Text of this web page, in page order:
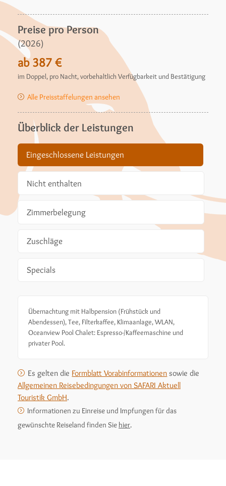
Preise pro Person
(2026)
ab 387 €
im Doppel, pro Nacht, vorbehaltlich Verfügbarkeit und Bestätigung
Alle Preisstaffelungen ansehen
Überblick der Leistungen
Eingeschlossene Leistungen
Nicht enthalten
Zimmerbelegung
Zuschläge
Specials
Übernachtung mit Halbpension (Frühstück und
Abendessen), Tee, Filterkaffee, Klimaanlage, WLAN,
Oceanview Pool Chalet: Espresso-/Kaffeemaschine und
privater Pool.
Es gelten die Formblatt Vorabinformationen sowie die
Allgemeinen Reisebedingungen von SAFARI Aktuell
Touristik GmbH.
Informationen zu Einreise und Impfungen für das
gewünschte Reiseland finden Sie hier.